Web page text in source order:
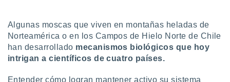
cookies
aceptar
de
Algunas moscas que viven en montañas heladas de
Norteamérica o en los Campos de Hielo Norte de Chile
han desarrollado mecanismos biológicos que hoy
intrigan a científicos de cuatro países.
Entender cómo logran mantener activo su sistema